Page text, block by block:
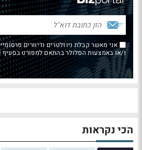
אני מאשר קבלת ניוזלטרים ודיוורים
ו/או באמצעות הסלולר בהתאם למפורט בסעיף 10 בתנאי השימוש
הכי נקראות